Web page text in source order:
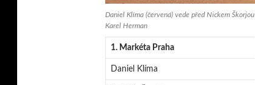
Daniel Klíma (červená) vede před Nickem
Karel Herman
1. Markéta Praha
Daniel Klíma